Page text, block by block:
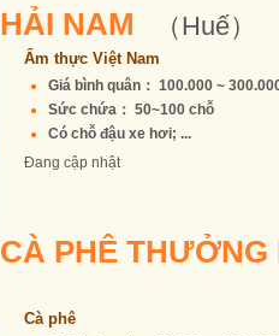
HẢI NAM （Huế）
Ẩm thực Việt Nam
Giá bình quân： 100.000 ~
Sức chứa： 50~100 chỗ
Có chỗ đậu xe hơi; ...
Đang cập nhật
CÀ PHÊ THƯỞNG
Cà phê